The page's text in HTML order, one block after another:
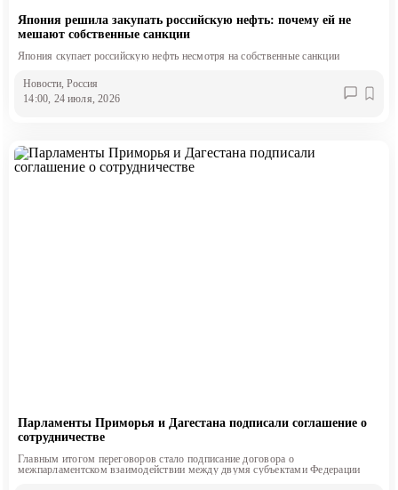
Япония решила закупать российскую нефть: почему ей не
мешают собственные санкции
Япония скупает российскую нефть несмотря на собственные санкции
Новости, Россия
14:00, 24 июля, 2026
Парламенты Приморья и Дагестана подписали соглашение о
сотрудничестве
Главным итогом переговоров стало подписание договора о
межпарламентском взаимодействии между двумя субъектами Федерации